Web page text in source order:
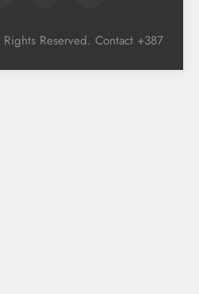
Reserved. Contact +387